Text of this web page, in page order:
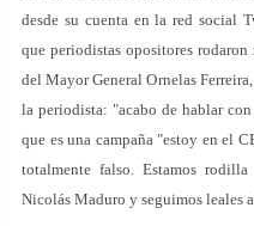
desde su cuenta en la red social
que periodistas opositores
del Mayor General Ornelas
la periodista: "acabo de hablar
que es una campaña "estoy en el
totalmente falso. Estamos
Nicolás Maduro y seguimos leales a